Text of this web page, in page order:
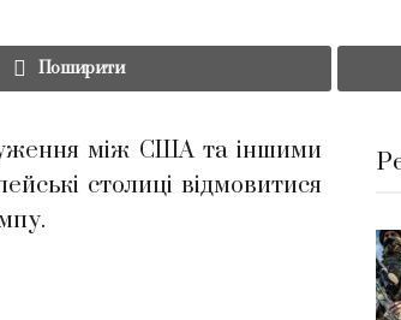
Поширити
між США та іншими
столиці відмовитися